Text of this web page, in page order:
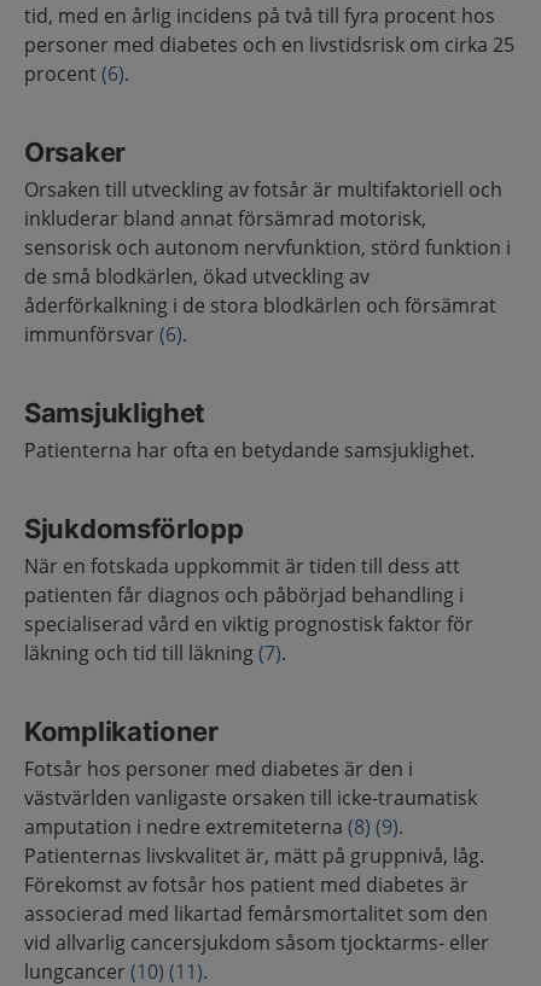
tid, med en årlig incidens på två till fyra procent hos
personer med diabetes och en livstidsrisk om cirka 25
procent(6).
Orsaker
Orsaken till utveckling av fotsår är multifaktoriell och
inkluderar bland annat försämrad motorisk,
sensorisk och autonom nervfunktion, störd funktion i
de små blodkärlen, ökad utveckling av
åderförkalkning i de stora blodkärlen och försämrat
immunförsvar (6).
Samsjuklighet
Patienterna har ofta en betydande samsjuklighet.
Sjukdomsförlopp
När en fotskada uppkommit är tiden till dess att
patienten får diagnos och påbörjad behandling i
specialiserad vård en viktig prognostisk faktor för
läkning och tid till läkning(7).
Komplikationer
Fotsår hos personer med diabetes är den i
västvärlden vanligaste orsaken till icke-traumatisk
amputation i nedre extremiteterna (8) (9).
Patienternas livskvalitet är, mätt på gruppnivå, låg.
Förekomst av fotsår hos patient med diabetes är
associerad med likartad femårsmortalitet som den
vid allvarlig cancersjukdom såsom tjocktarms- eller
lungcancer (10) (11).